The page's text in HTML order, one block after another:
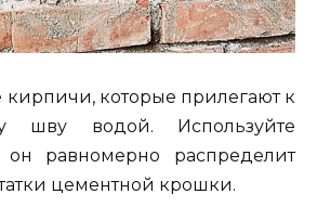
кирпичи, которые прилегают к
шву водой. Используйте
он равномерно распределит
цементной крошки.